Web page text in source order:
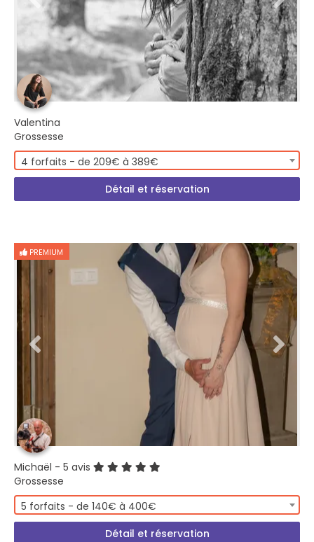
Valentina
Grossesse
4 forfaits - de 209€ à 389€
Détail et réservation
PREMIUM
Michaël - 5 avis
Grossesse
5 forfaits - de 140€ à 400€
Détail et réservation